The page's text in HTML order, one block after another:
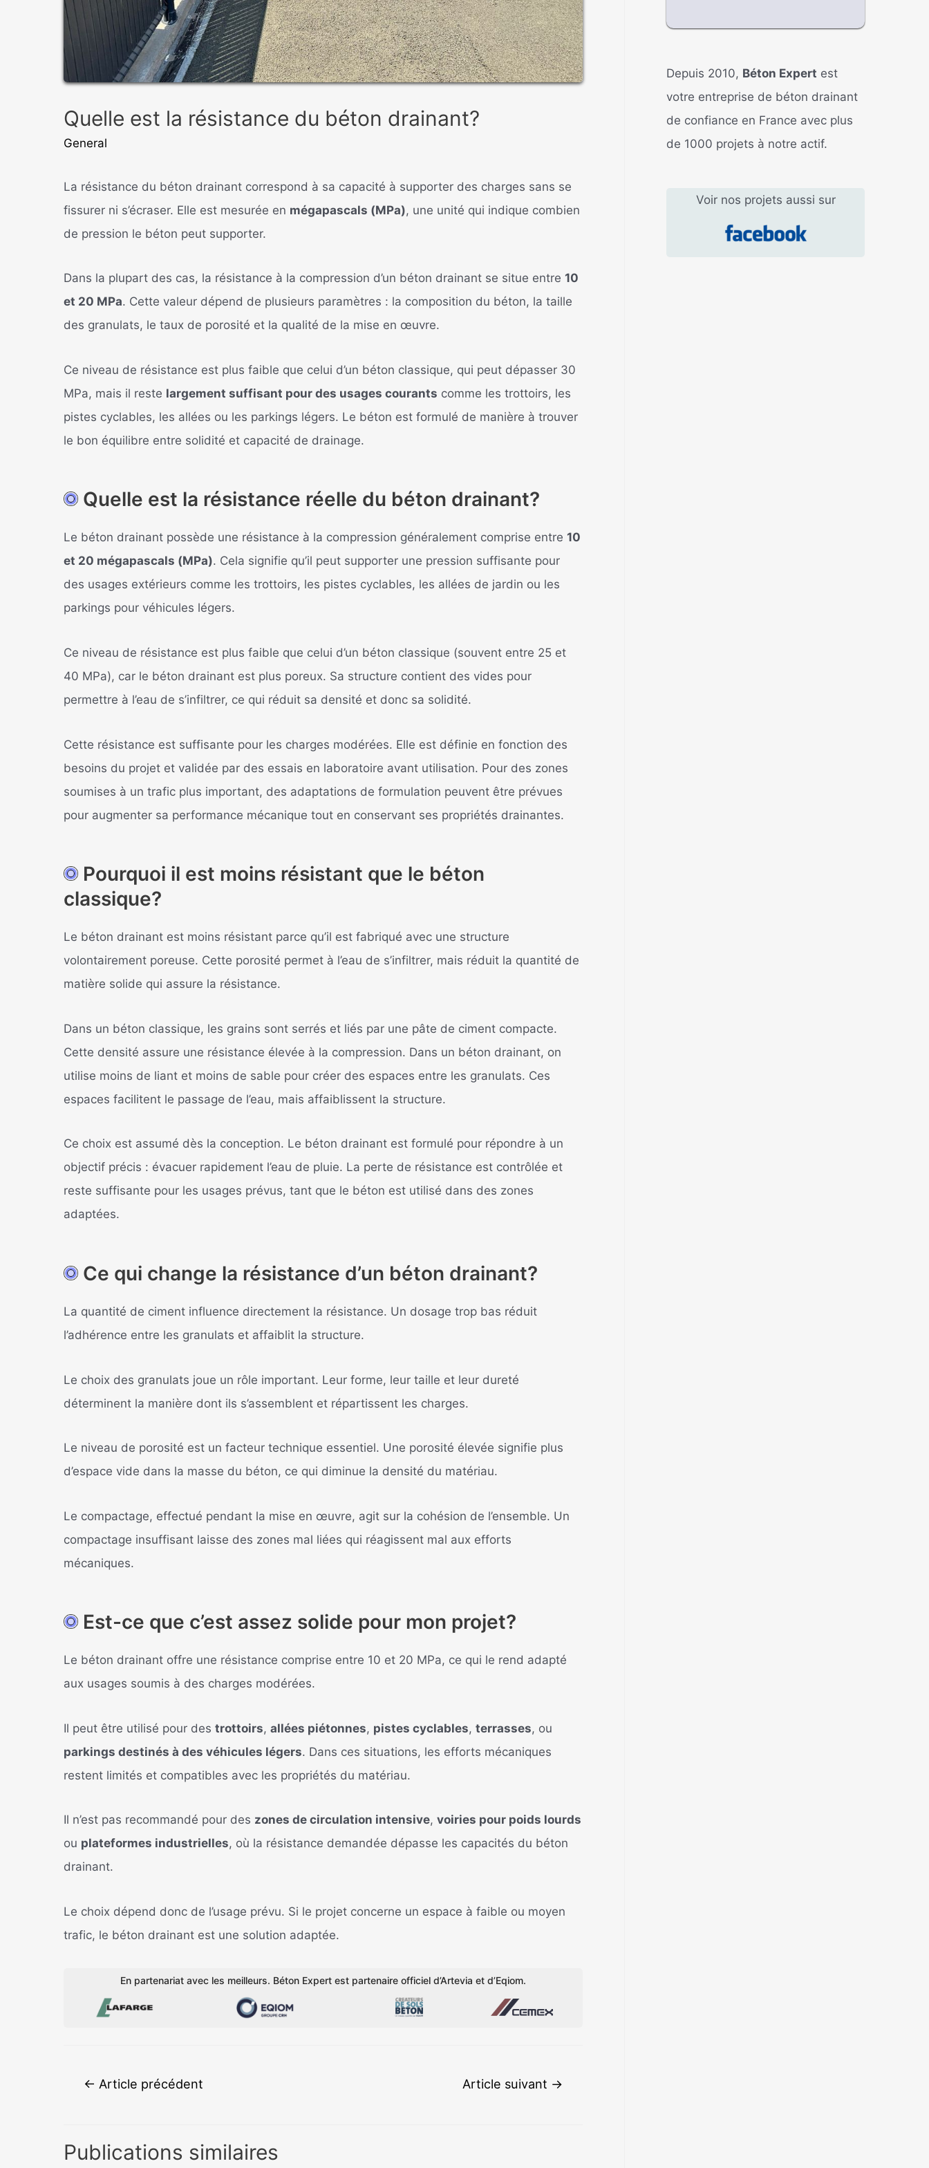
Quelle est la résistance du béton drainant?
General
La résistance du béton drainant correspond à sa capacité à supporter des charges sans se
fissurer ni s’écraser. Elle est mesurée en mégapascals (MPa), une unité qui indique combien
de pression le béton peut supporter.
Dans la plupart des cas, la résistance à la compression d’un béton drainant se situe entre 10
et 20 MPa. Cette valeur dépend de plusieurs paramètres : la composition du béton, la taille
des granulats, le taux de porosité et la qualité de la mise en œuvre.
Ce niveau de résistance est plus faible que celui d’un béton classique, qui peut dépasser 30
MPa, mais il reste largement suffisant pour des usages courants comme les trottoirs, les
pistes cyclables, les allées ou les parkings légers. Le béton est formulé de manière à trouver
le bon équilibre entre solidité et capacité de drainage.
Quelle est la résistance réelle du béton drainant?
Le béton drainant possède une résistance à la compression généralement comprise entre 10
et 20 mégapascals (MPa). Cela signifie qu’il peut supporter une pression suffisante pour
des usages extérieurs comme les trottoirs, les pistes cyclables, les allées de jardin ou les
parkings pour véhicules légers.
Ce niveau de résistance est plus faible que celui d’un béton classique (souvent entre 25 et
40 MPa), car le béton drainant est plus poreux. Sa structure contient des vides pour
permettre à l’eau de s’infiltrer, ce qui réduit sa densité et donc sa solidité.
Cette résistance est suffisante pour les charges modérées. Elle est définie en fonction des
besoins du projet et validée par des essais en laboratoire avant utilisation. Pour des zones
soumises à un trafic plus important, des adaptations de formulation peuvent être prévues
pour augmenter sa performance mécanique tout en conservant ses propriétés drainantes.
Pourquoi il est moins résistant que le béton
classique?
Le béton drainant est moins résistant parce qu’il est fabriqué avec une structure
volontairement poreuse. Cette porosité permet à l’eau de s’infiltrer, mais réduit la quantité de
matière solide qui assure la résistance.
Dans un béton classique, les grains sont serrés et liés par une pâte de ciment compacte.
Cette densité assure une résistance élevée à la compression. Dans un béton drainant, on
utilise moins de liant et moins de sable pour créer des espaces entre les granulats. Ces
espaces facilitent le passage de l’eau, mais affaiblissent la structure.
Ce choix est assumé dès la conception. Le béton drainant est formulé pour répondre à un
objectif précis : évacuer rapidement l’eau de pluie. La perte de résistance est contrôlée et
reste suffisante pour les usages prévus, tant que le béton est utilisé dans des zones
adaptées.
Ce qui change la résistance d’un béton drainant?
La quantité de ciment influence directement la résistance. Un dosage trop bas réduit
l’adhérence entre les granulats et affaiblit la structure.
Le choix des granulats joue un rôle important. Leur forme, leur taille et leur dureté
déterminent la manière dont ils s’assemblent et répartissent les charges.
Le niveau de porosité est un facteur technique essentiel. Une porosité élevée signifie plus
d’espace vide dans la masse du béton, ce qui diminue la densité du matériau.
Le compactage, effectué pendant la mise en œuvre, agit sur la cohésion de l’ensemble. Un
compactage insuffisant laisse des zones mal liées qui réagissent mal aux efforts
mécaniques.
Est-ce que c’est assez solide pour mon projet?
Le béton drainant offre une résistance comprise entre 10 et 20 MPa, ce qui le rend adapté
aux usages soumis à des charges modérées.
Il peut être utilisé pour des trottoirs, allées piétonnes, pistes cyclables, terrasses, ou
parkings destinés à des véhicules légers. Dans ces situations, les efforts mécaniques
restent limités et compatibles avec les propriétés du matériau.
Il n’est pas recommandé pour des zones de circulation intensive, voiries pour poids lourds
ou plateformes industrielles, où la résistance demandée dépasse les capacités du béton
drainant.
Le choix dépend donc de l’usage prévu. Si le projet concerne un espace à faible ou moyen
trafic, le béton drainant est une solution adaptée.
En partenariat avec les meilleurs. Béton Expert est partenaire officiel d’Artevia et d’Eqiom.
Navigation
← Article précédent Article suivant →
Publications similaires
Depuis 2010, Béton Expert est
votre entreprise de béton drainant
de confiance en France avec plus
de 1000 projets à notre actif.
Voir nos projets aussi sur